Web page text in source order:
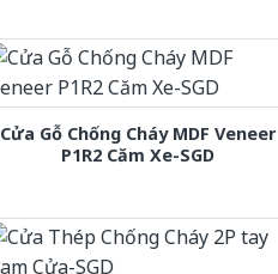
Cửa Gỗ Chống Cháy MDF Veneer
P1R2 Căm Xe-SGD